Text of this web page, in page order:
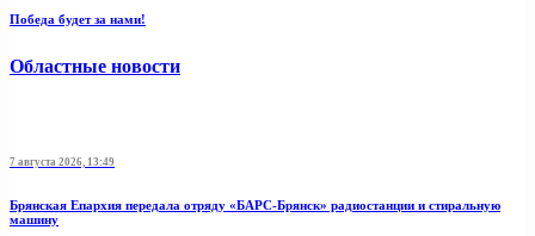
Победа будет за нами!
Областные новости
7 августа 2026, 13:49
Брянская Епархия передала отряду «БАРС-Брянск» радиостанции и стиральную
машину